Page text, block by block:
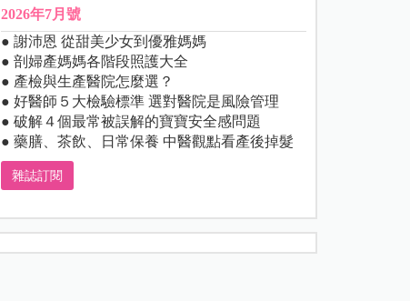
2026年7月號
● 謝沛恩 從甜美少女到優雅媽媽
● 剖婦產媽媽各階段照護大全
● 產檢與生產醫院怎麼選？
● 好醫師５大檢驗標準 選對醫院是風險管理
● 破解４個最常被誤解的寶寶安全感問題
● 藥膳、茶飲、日常保養 中醫觀點看產後掉髮
雜誌訂閱